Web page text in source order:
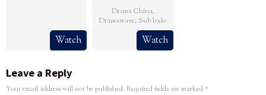
Watch
Drama China,
Dramawave, Sub Indo
Watch
Leave a Reply
Your email address will not be published. Required fields are marked*